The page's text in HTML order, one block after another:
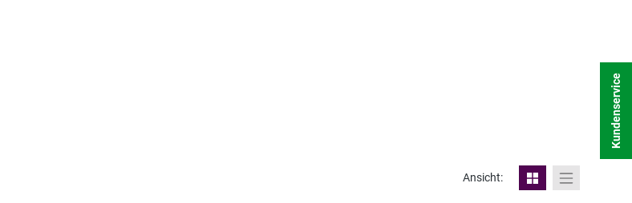
Ansicht:
Kundenservice